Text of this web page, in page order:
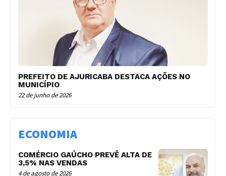
PREFEITO DE AJURICABA DESTACA AÇÕES NO
MUNICÍPIO
22 de junho de 2026
ECONOMIA
COMÉRCIO GAÚCHO PREVÊ ALTA DE
3,5% NAS VENDAS
4 de agosto de 2026